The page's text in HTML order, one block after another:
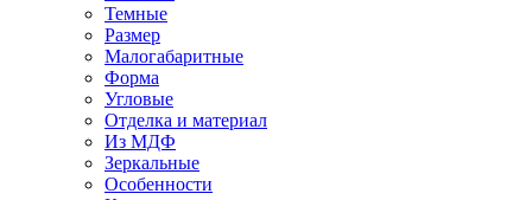
Темные
Размер
Малогабаритные
Форма
Угловые
Отделка и материал
Из МДФ
Зеркальные
Особенности